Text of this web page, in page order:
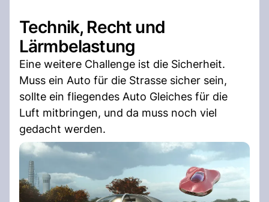
Technik, Recht und
Lärmbelastung
Eine weitere Challenge ist die Sicherheit.
Muss ein Auto für die Strasse sicher sein,
sollte ein fliegendes Auto Gleiches für die
Luft mitbringen, und da muss noch viel
gedacht werden.